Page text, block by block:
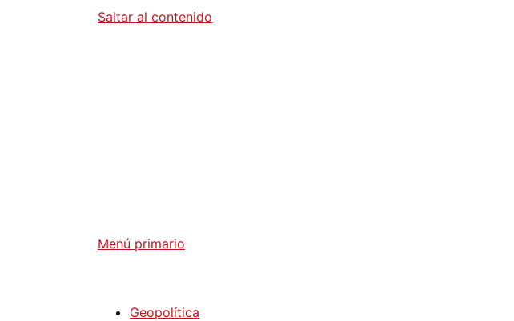
Saltar al contenido
Menú primario
Geopolítica